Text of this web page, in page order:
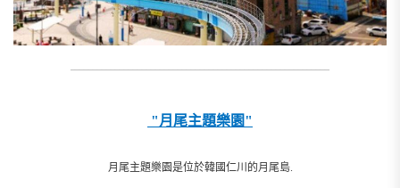
"月尾主題樂園"
月尾主題樂園是位於韓國仁川的月尾島.